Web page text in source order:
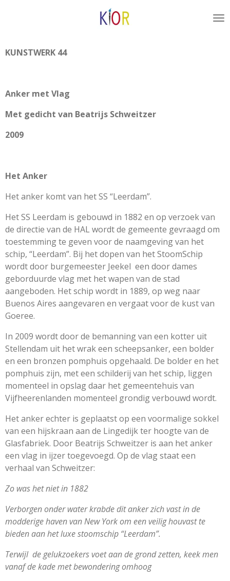
de
KUNSTWERK 44
Anker met Vlag
Met gedicht van Beatrijs Schweitzer
2009
Het Anker
Het anker komt van het SS “Leerdam”.
Het SS Leerdam is gebouwd in 1882 en op verzoek van
de directie van de HAL wordt de gemeente gevraagd om
toestemming te geven voor de naamgeving van het
schip, “Leerdam”. Bij het dopen van het StoomSchip
wordt door burgemeester Jeekel een door dames
geborduurde vlag met het wapen van de stad
aangeboden. Het schip wordt in 1889, op weg naar
Buenos Aires aangevaren en vergaat voor de kust van
Goeree.
In 2009 wordt door de bemanning van een kotter uit
Stellendam uit het wrak een scheepsanker, een bolder
en een bronzen pomphuis opgehaald. De bolder en het
pomphuis zijn, met een schilderij van het schip, liggen
momenteel in opslag daar het gemeentehuis van
Vijfheerenlanden momenteel grondig verbouwd wordt.
Het anker echter is geplaatst op een voormalige sokkel
van een hijskraan aan de Lingedijk ter hoogte van de
Glasfabriek. Door Beatrijs Schweitzer is aan het anker
een vlag in ijzer toegevoegd. Op de vlag staat een
verhaal van Schweitzer:
Zo was het niet in 1882
Verborgen onder water krabde dit anker zich vast in de
modderige haven van New York om een veilig houvast te
bieden aan het luxe stoomschip “Leerdam”.
Terwijl de gelukzoekers voet aan de grond zetten, keek men
vanaf de kade met bewondering omhoog